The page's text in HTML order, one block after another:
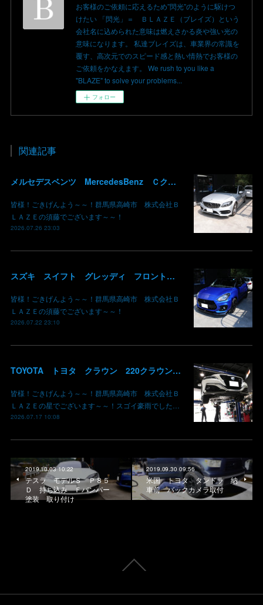
お客様のご依頼に応えるため”閃光”のように駆けつ
けたい 「閃光」＝ ＢＬＡＺＥ（ブレイズ）という
会社名に込められた意味は燃えさかる炎や強い光の
意味になります。 私達ブレイズは、車業界の常識を
覆す、高次元でのスピード感と熱い情熱でお客様の
ご依頼をかなえます。 We rush to you like a
"BLAZE" to solve your problems...
フォロー
関連記事
メルセデスベンツ MercedesBenz Ｃクラス バッテリー サブバッテリー 交換 パナメリカーナグリル化 コマンドシステム SSD化 群馬 高崎
皆様！ごきげんよう～～！群馬県高崎市 株式会社Ｂ
ＬＡＺＥの須藤でございます～～！
2026.07.26 23:03
スズキ スイフト グレッディ フロントリップスポイラー リアウイング 塗装 カーボン クリア 持込み部品 取り付け 群馬 高崎
皆様！ごきげんよう～～！群馬県高崎市 株式会社Ｂ
ＬＡＺＥの須藤でございます～～！
2026.07.22 23:10
TOYOTA トヨタ クラウン 220クラウン 持ち込みマフラー交換 群馬県高崎市 株式会社BLAZE
皆様！ごきげんよう～～！群馬県高崎市 株式会社Ｂ
ＬＡＺＥの星でございます～～！スゴイ豪雨でした…
2026.07.17 10:08
2019.10.03 10:22
テスラ モデルＳ Ｐ８５
Ｄ 持ち込み Ｆバンパー
塗装 取り付け
2019.09.30 09:56
米国 トヨタ タンドラ 納
車前 バックカメラ取付